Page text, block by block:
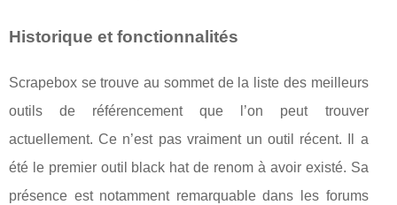
Historique et fonctionnalités
Scrapebox se trouve au sommet de la liste des meilleurs
outils de référencement que l’on peut trouver
actuellement. Ce n’est pas vraiment un outil récent. Il a
été le premier outil black hat de renom à avoir existé. Sa
présence est notamment remarquable dans les forums